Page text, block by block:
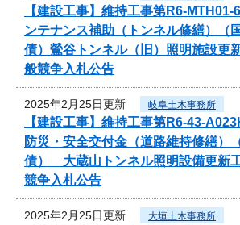
【建設工事】維持工事第R6-
ンテナンス補助（トンネル修繕）（
債）鶯谷トンネル（旧）照明施設更
般競争入札公告
2025年2月25日更新 岐阜土木事務所
【建設工事】維持工事第R6-43-
防災・安全交付金（道路維持修繕）
債） 大蔵山トンネル照明設備更新
競争入札公告
2025年2月25日更新 大垣土木事務所